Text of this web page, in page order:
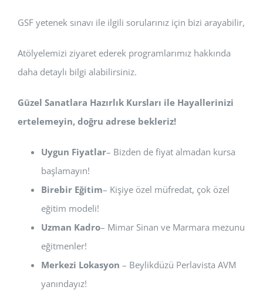
GSF yetenek sınavı ile ilgili sorularınız için bizi arayabilir,
Atölyelemizi ziyaret ederek programlarımız hakkında
daha detaylı bilgi alabilirsiniz.
Güzel Sanatlara Hazırlık Kursları ile Hayallerinizi
ertelemeyin, doğru adrese bekleriz!
Uygun Fiyatlar– Bizden de fiyat almadan kursa
başlamayın!
Birebir Eğitim– Kişiye özel müfredat, çok özel
eğitim modeli!
Uzman Kadro– Mimar Sinan ve Marmara mezunu
eğitmenler!
Merkezi Lokasyon – Beylikdüzü Perlavista AVM
yanındayız!